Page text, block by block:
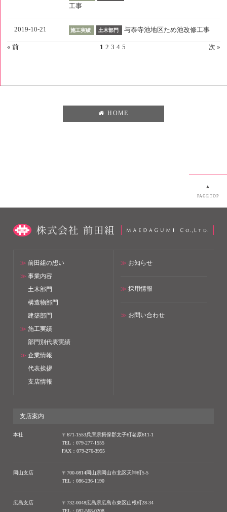
工事
2019-10-21 施工実績 土木部門 与泰寺池地区ため池改修工事
« 前 1 2 3 4 5 次 »
HOME
▲
PAGETOP
≫ 前田組の想い
≫ 事業内容
土木部門
構造物部門
建築部門
≫ 施工実績
部門別代表実績
≫ 企業情報
代表挨拶
支店情報
≫ お知らせ
≫ 採用情報
≫ お問い合わせ
支店案内
本社
〒671-1553兵庫県揖保郡太子町老原611-1
TEL：079-277-1555
FAX：079-276-3955
岡山支店
〒700-0814岡山県岡山市北区天神町5-5
TEL：086-236-1190
広島支店
〒732-0048広島県広島市東区山根町28-34
TEL：082-568-0208